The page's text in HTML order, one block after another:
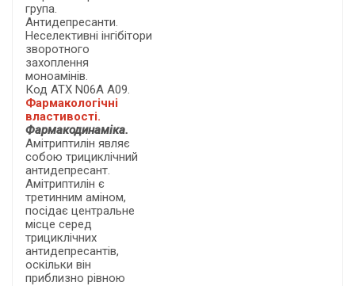
група.
Антидепресанти.
Неселективні інгібітори
зворотного
захоплення
моноамінів.
Код АТХ N06А А09.
Фармакологічні
властивості.
Фармакодинаміка.
Амітриптилін являє
собою трициклічний
антидепресант.
Амітриптилін є
третинним аміном,
посідає центральне
місце серед
трициклічних
антидепресантів,
оскільки він
приблизно рівною